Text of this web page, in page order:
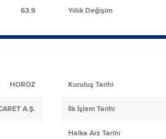
63.9 Yıllık Değişim
HOROZ
A.Ş.
Kuruluş Tarihi
İlk İşlem Tarihi
Halka Arz Tarihi